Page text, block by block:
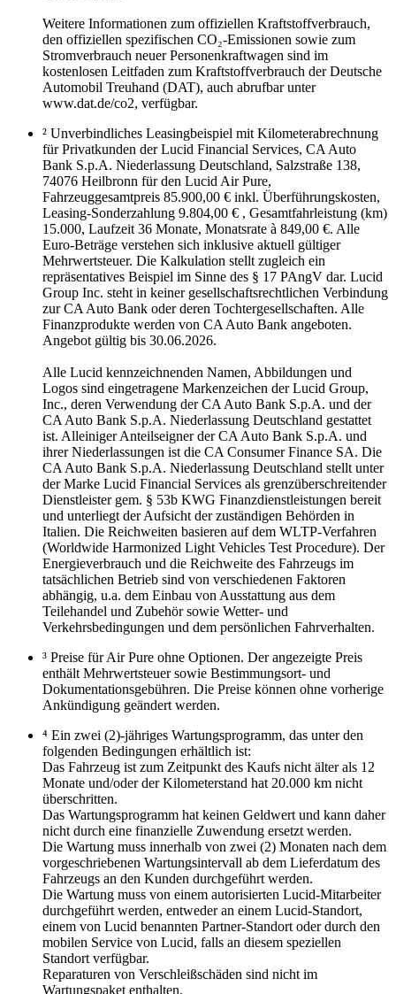
Weitere Informationen zum offiziellen Kraftstoffverbrauch,
den offiziellen spezifischen CO₂-Emissionen sowie zum
Stromverbrauch neuer Personenkraftwagen sind im
kostenlosen Leitfaden zum Kraftstoffverbrauch der Deutsche
Automobil Treuhand (DAT), auch abrufbar unter
www.dat.de/co2, verfügbar.
² Unverbindliches Leasingbeispiel mit Kilometerabrechnung
für Privatkunden der Lucid Financial Services, CA Auto
Bank S.p.A. Niederlassung Deutschland, Salzstraße 138,
74076 Heilbronn für den Lucid Air Pure,
Fahrzeuggesamtpreis 85.900,00 € inkl. Überführungskosten,
Leasing-Sonderzahlung 9.804,00 € , Gesamtfahrleistung (km)
15.000, Laufzeit 36 Monate, Monatsrate à 849,00 €. Alle
Euro-Beträge verstehen sich inklusive aktuell gültiger
Mehrwertsteuer. Die Kalkulation stellt zugleich ein
repräsentatives Beispiel im Sinne des § 17 PAngV dar. Lucid
Group Inc. steht in keiner gesellschaftsrechtlichen Verbindung
zur CA Auto Bank oder deren Tochtergesellschaften. Alle
Finanzprodukte werden von CA Auto Bank angeboten.
Angebot gültig bis 30.06.2026.
Alle Lucid kennzeichnenden Namen, Abbildungen und
Logos sind eingetragene Markenzeichen der Lucid Group,
Inc., deren Verwendung der CA Auto Bank S.p.A. und der
CA Auto Bank S.p.A. Niederlassung Deutschland gestattet
ist. Alleiniger Anteilseigner der CA Auto Bank S.p.A. und
ihrer Niederlassungen ist die CA Consumer Finance SA. Die
CA Auto Bank S.p.A. Niederlassung Deutschland stellt unter
der Marke Lucid Financial Services als grenzüberschreitender
Dienstleister gem. § 53b KWG Finanzdienstleistungen bereit
und unterliegt der Aufsicht der zuständigen Behörden in
Italien. Die Reichweiten basieren auf dem WLTP-Verfahren
(Worldwide Harmonized Light Vehicles Test Procedure). Der
Energieverbrauch und die Reichweite des Fahrzeugs im
tatsächlichen Betrieb sind von verschiedenen Faktoren
abhängig, u.a. dem Einbau von Ausstattung aus dem
Teilehandel und Zubehör sowie Wetter- und
Verkehrsbedingungen und dem persönlichen Fahrverhalten.
³ Preise für Air Pure ohne Optionen. Der angezeigte Preis
enthält Mehrwertsteuer sowie Bestimmungsort- und
Dokumentationsgebühren. Die Preise können ohne vorherige
Ankündigung geändert werden.
⁴ Ein zwei (2)-jähriges Wartungsprogramm, das unter den
folgenden Bedingungen erhältlich ist:
Das Fahrzeug ist zum Zeitpunkt des Kaufs nicht älter als 12
Monate und/oder der Kilometerstand hat 20.000 km nicht
überschritten.
Das Wartungsprogramm hat keinen Geldwert und kann daher
nicht durch eine finanzielle Zuwendung ersetzt werden.
Die Wartung muss innerhalb von zwei (2) Monaten nach dem
vorgeschriebenen Wartungsintervall ab dem Lieferdatum des
Fahrzeugs an den Kunden durchgeführt werden.
Die Wartung muss von einem autorisierten Lucid-Mitarbeiter
durchgeführt werden, entweder an einem Lucid-Standort,
einem von Lucid benannten Partner-Standort oder durch den
mobilen Service von Lucid, falls an diesem speziellen
Standort verfügbar.
Reparaturen von Verschleißschäden sind nicht im
Wartungspaket enthalten.